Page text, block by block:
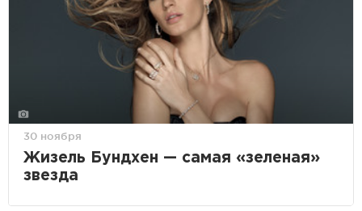
30 ноября
Жизель Бундхен — самая «зеленая»
звезда